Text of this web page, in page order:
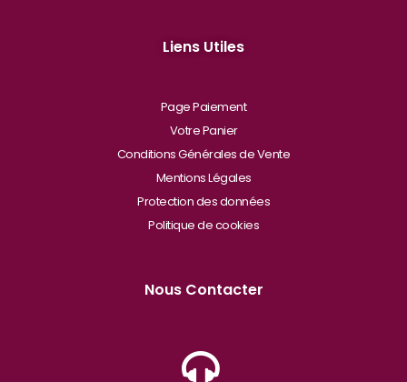
Liens Utiles
Page Paiement
Votre Panier
Conditions Générales de Vente
Mentions Légales
Protection des données
Politique de cookies
Nous Contacter